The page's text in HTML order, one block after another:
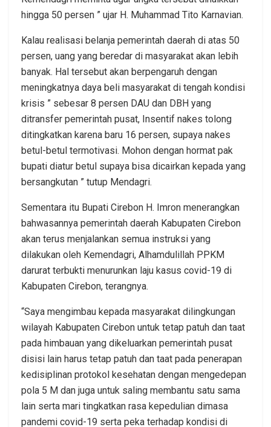
hingga 50 persen ” ujar H. Muhammad Tito Karnavian.
Kalau realisasi belanja pemerintah daerah di atas 50
persen, uang yang beredar di masyarakat akan lebih
banyak. Hal tersebut akan berpengaruh dengan
meningkatnya daya beli masyarakat di tengah kondisi
krisis ” sebesar 8 persen DAU dan DBH yang
ditransfer pemerintah pusat, Insentif nakes tolong
ditingkatkan karena baru 16 persen, supaya nakes
betul-betul termotivasi. Mohon dengan hormat pak
bupati diatur betul supaya bisa dicairkan kepada yang
bersangkutan ” tutup Mendagri.
Sementara itu Bupati Cirebon H. Imron menerangkan
bahwasannya pemerintah daerah Kabupaten Cirebon
akan terus menjalankan semua instruksi yang
dilakukan oleh Kemendagri, Alhamdulillah PPKM
darurat terbukti menurunkan laju kasus covid-19 di
Kabupaten Cirebon, terangnya.
“Saya mengimbau kepada masyarakat dilingkungan
wilayah Kabupaten Cirebon untuk tetap patuh dan taat
pada himbauan yang dikeluarkan pemerintah pusat
disisi lain harus tetap patuh dan taat pada penerapan
kedisiplinan protokol kesehatan dengan mengedepan
pola 5 M dan juga untuk saling membantu satu sama
lain serta mari tingkatkan rasa kepedulian dimasa
pandemi covid-19 serta peka terhadap kondisi di